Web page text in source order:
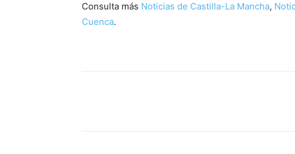
Consulta más Noticias de Castilla-La Mancha,
Cuenca.